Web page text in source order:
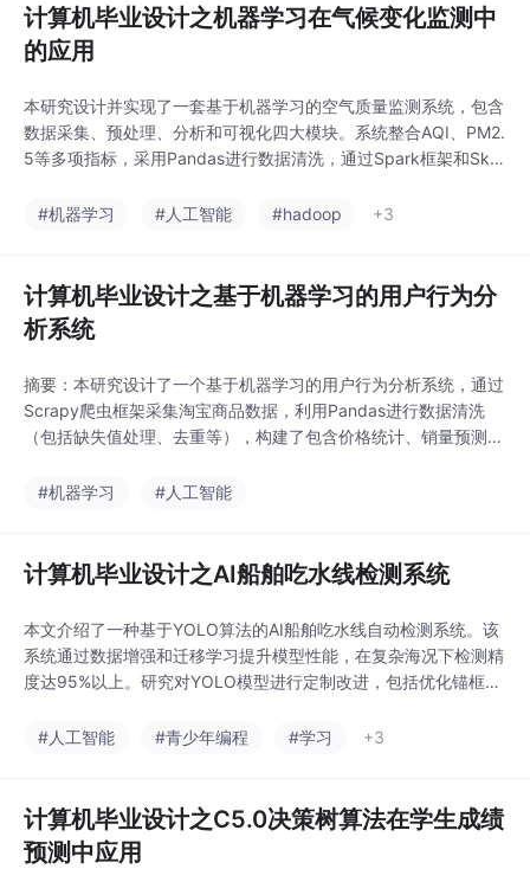
计算机毕业设计之机器学习在气候变化监测中
的应用
本研究设计并实现了一套基于机器学习的空气质量监测系统，包含
数据采集、预处理、分析和可视化四大模块。系统整合AQI、PM2.
5等多项指标，采用Pandas进行数据清洗，通过Spark框架和Skle
能涵盖空气质量监测、预测及管理，提供饼状图、柱状图等多维度
#机器学习 #人工智能 #hadoop +3
计算机毕业设计之基于机器学习的用户行为分
析系统
摘要：本研究设计了一个基于机器学习的用户行为分析系统，通过
Scrapy爬虫框架采集淘宝商品数据，利用Pandas进行数据清洗
（包括缺失值处理、去重等），构建了包含价格统计、销量预测、
为预测精度，实现了商品信息管理、销量预测和数据分析看板三大
#机器学习 #人工智能
计算机毕业设计之AI船舶吃水线检测系统
本文介绍了一种基于YOLO算法的AI船舶吃水线自动检测系统。该
系统通过数据增强和迁移学习提升模型性能，在复杂海况下检测精
度达95%以上。研究对YOLO模型进行定制改进，包括优化锚框设
系统包含数据预处理、模型训练和可视化报表模块，能自动生成检
#人工智能 #青少年编程 #学习 +3
计算机毕业设计之C5.0决策树算法在学生成绩
预测中应用